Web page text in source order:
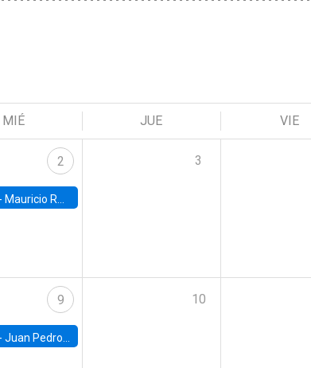
MIÉ JUE VIE
2
Mauricio Romero, ITAM
3
9
Juan Pedro Ronconi, Universidad de Los Andes
10